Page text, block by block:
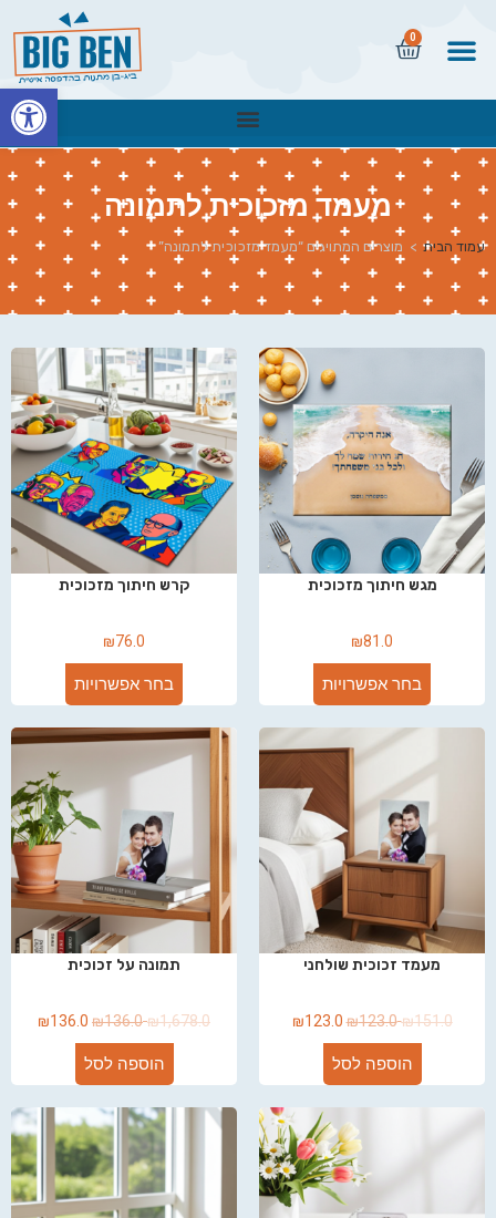
0
מעמד מזכוכית לתמונה
עמוד הבית > מוצרים המתויגים “מעמד מזכוכית לתמונה”
מגש חיתוך מזכוכית
₪81.0
בחר אפשרויות
קרש חיתוך מזכוכית
₪76.0
בחר אפשרויות
מעמד זכוכית שולחני
₪151.0
₪123.0
₪123.0
הוספה לסל
תמונה על זכוכית
₪1,678.0
₪136.0
₪136.0
הוספה לסל